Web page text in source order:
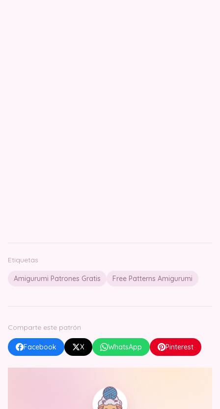
Etiquetas
Amigurumi Patrones Gratis Free Patterns Amigurumi
Comparte este patrón
Facebook X WhatsApp Pinterest